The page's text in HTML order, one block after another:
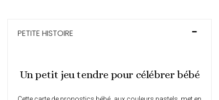
PETITE HISTOIRE
Un petit jeu tendre pour célébrer bébé